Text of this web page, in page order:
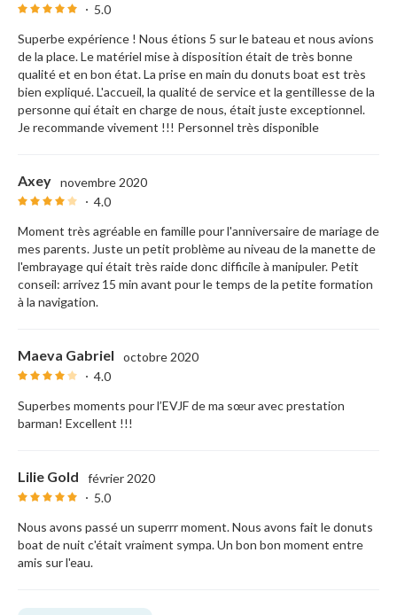
5.0
Superbe expérience ! Nous étions 5 sur le bateau et nous avions
de la place. Le matériel mise à disposition était de très bonne
qualité et en bon état. La prise en main du donuts boat est très
bien expliqué. L'accueil, la qualité de service et la gentillesse de la
personne qui était en charge de nous, était juste exceptionnel.
Je recommande vivement !!! Personnel très disponible
Axey novembre 2020
4.0
Moment très agréable en famille pour l'anniversaire de mariage de
mes parents. Juste un petit problème au niveau de la manette de
l'embrayage qui était très raide donc difficile à manipuler. Petit
conseil: arrivez 15 min avant pour le temps de la petite formation
à la navigation.
Maeva Gabriel
octobre 2020
4.0
Superbes moments pour l’EVJF de ma sœur avec prestation
barman! Excellent !!!
Lilie Gold
février 2020
5.0
Nous avons passé un superrr moment. Nous avons fait le donuts
boat de nuit c'était vraiment sympa. Un bon bon moment entre
amis sur l'eau.